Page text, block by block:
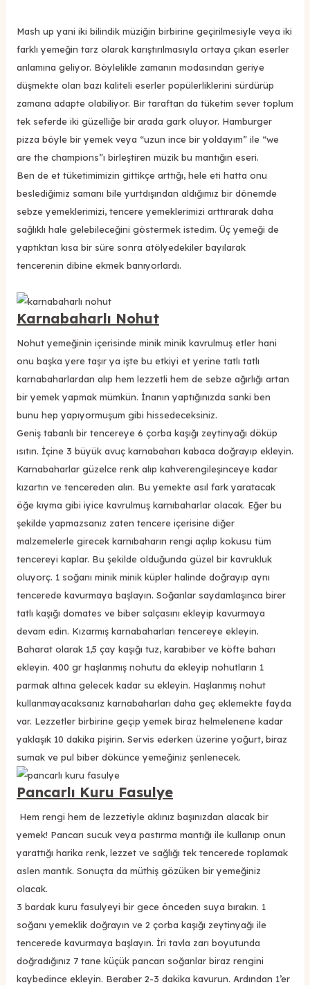
Mash up yani iki bilindik müziğin birbirine geçirilmesiyle veya iki
farklı yemeğin tarz olarak karıştırılmasıyla ortaya çıkan eserler
anlamına geliyor. Böylelikle zamanın modasından geriye
düşmekte olan bazı kaliteli eserler popülerliklerini sürdürüp
zamana adapte olabiliyor. Bir taraftan da tüketim sever toplum
tek seferde iki güzelliğe bir arada gark oluyor. Hamburger
pizza böyle bir yemek veya “uzun ince bir yoldayım” ile “we
are the champions”ı birleştiren müzik bu mantığın eseri.
Ben de et tüketimimizin gittikçe arttığı, hele eti hatta onu
beslediğimiz samanı bile yurtdışından aldığımız bir dönemde
sebze yemeklerimizi, tencere yemeklerimizi arttırarak daha
sağlıklı hale gelebileceğini göstermek istedim. Üç yemeği de
yaptıktan kısa bir süre sonra atölyedekiler bayılarak
tencerenin dibine ekmek banıyorlardı.
Karnabaharlı Nohut
Nohut yemeğinin içerisinde minik minik kavrulmuş etler hani
onu başka yere taşır ya işte bu etkiyi et yerine tatlı tatlı
karnabaharlardan alıp hem lezzetli hem de sebze ağırlığı artan
bir yemek yapmak mümkün. İnanın yaptığınızda sanki ben
bunu hep yapıyormuşum gibi hissedeceksiniz.
Geniş tabanlı bir tencereye 6 çorba kaşığı zeytinyağı döküp
ısıtın. İçine 3 büyük avuç karnabaharı kabaca doğrayıp ekleyin.
Karnabaharlar güzelce renk alıp kahverengileşinceye kadar
kızartın ve tencereden alın. Bu yemekte asıl fark yaratacak
öğe kıyma gibi iyice kavrulmuş karnıbaharlar olacak. Eğer bu
şekilde yapmazsanız zaten tencere içerisine diğer
malzemelerle girecek karnıbaharın rengi açılıp kokusu tüm
tencereyi kaplar. Bu şekilde olduğunda güzel bir kavrukluk
oluyorç. 1 soğanı minik minik küpler halinde doğrayıp aynı
tencerede kavurmaya başlayın. Soğanlar saydamlaşınca birer
tatlı kaşığı domates ve biber salçasını ekleyip kavurmaya
devam edin. Kızarmış karnabaharları tencereye ekleyin.
Baharat olarak 1,5 çay kaşığı tuz, karabiber ve köfte baharı
ekleyin. 400 gr haşlanmış nohutu da ekleyip nohutların 1
parmak altına gelecek kadar su ekleyin. Haşlanmış nohut
kullanmayacaksanız karnabaharları daha geç eklemekte fayda
var. Lezzetler birbirine geçip yemek biraz helmelenene kadar
yaklaşık 10 dakika pişirin. Servis ederken üzerine yoğurt, biraz
sumak ve pul biber dökünce yemeğiniz şenlenecek.
Pancarlı Kuru Fasulye
Hem rengi hem de lezzetiyle aklınız başınızdan alacak bir
yemek! Pancarı sucuk veya pastırma mantığı ile kullanıp onun
yarattığı harika renk, lezzet ve sağlığı tek tencerede toplamak
aslen mantık. Sonuçta da müthiş gözüken bir yemeğiniz
olacak.
3 bardak kuru fasulyeyi bir gece önceden suya bırakın. 1
soğanı yemeklik doğrayın ve 2 çorba kaşığı zeytinyağı ile
tencerede kavurmaya başlayın. İri tavla zarı boyutunda
doğradığınız 7 tane küçük pancarı soğanlar biraz rengini
kaybedince ekleyin. Beraber 2-3 dakika kavurun. Ardından 1’er